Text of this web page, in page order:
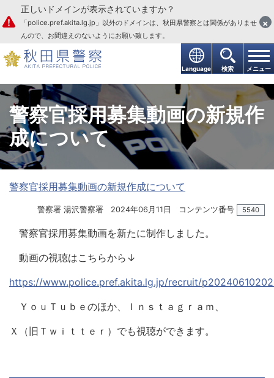
本文へ
Language 検索 メニュー
正しいドメインが表示されていますか？
「police.pref.akita.lg.jp」以外のドメインは、秋田県警察とは関係がありませ
んので、お間違えのないようにお願い致します。
×
警察官採用募集動画の新規作
成について
警察官採用募集動画の新規作成について
警察署 湯沢警察署 2024年06月11日 コンテンツ番号 5540
警察官採用募集動画を新たに制作しました。
動画の視聴はこちらから↓
https://www.police.pref.akita.lg.jp/recruit/
ＹｏｕＴｕｂｅのほか、Ｉｎｓｔａｇｒａｍ、
Ｘ（旧Ｔｗｉｔｔｅｒ）でも視聴ができます。